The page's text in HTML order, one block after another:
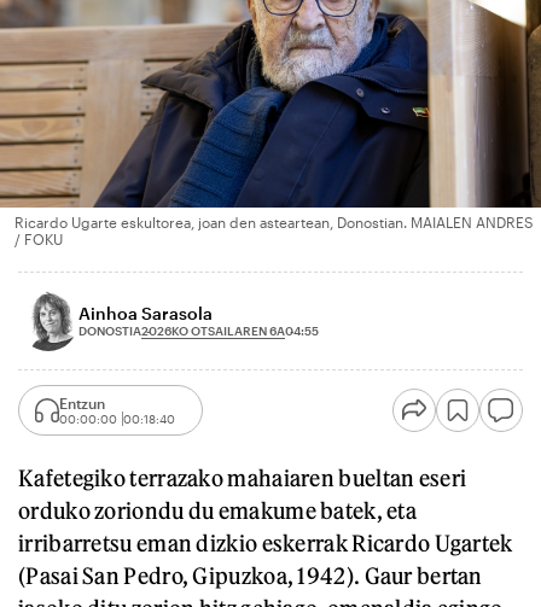
Ricardo Ugarte eskultorea, joan den asteartean, Donostian. MAIALEN ANDRES
/ FOKU
Ainhoa Sarasola
DONOSTIA2026KO OTSAILAREN 6A04:55
Entzun
00:00:00 00:18:40
Kafetegiko terrazako mahaiaren bueltan eseri
orduko zoriondu du emakume batek, eta
irribarretsu eman dizkio eskerrak Ricardo Ugartek
(Pasai San Pedro, Gipuzkoa, 1942). Gaur bertan